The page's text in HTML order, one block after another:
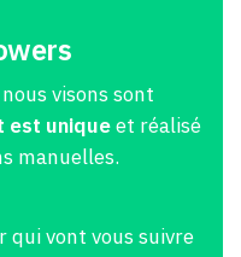
visons sont
est uniqueet réalisé
manuelles.
qui vont vous suivre